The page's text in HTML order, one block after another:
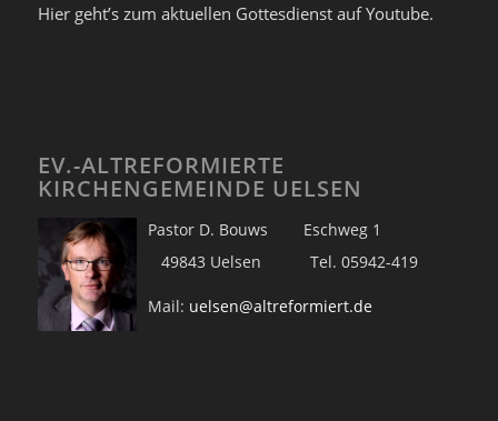
Hier geht’s zum aktuellen Gottesdienst auf Youtube.
EV.-ALTREFORMIERTE
KIRCHENGEMEINDE UELSEN
Pastor D. Bouws Eschweg 1
49843 Uelsen Tel. 05942-419
Mail: uelsen@altreformiert.de